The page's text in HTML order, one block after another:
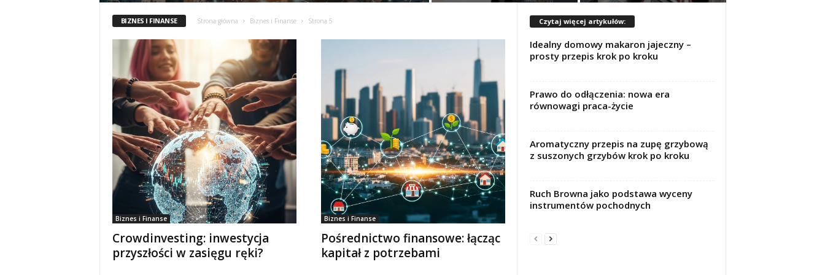
BIZNES I FINANSE Strona główna Biznes i Finanse Strona 5
Biznes i Finanse
Crowdinvesting: inwestycja
przyszłości w zasięgu ręki?
Biznes i Finanse
Pośrednictwo finansowe: łącząc
kapitał z potrzebami
Czytaj więcej artykułów:
Idealny domowy makaron jajeczny –
prosty przepis krok po kroku
Prawo do odłączenia: nowa era
równowagi praca-życie
Aromatyczny przepis na zupę grzybową
z suszonych grzybów krok po kroku
Ruch Browna jako podstawa wyceny
instrumentów pochodnych